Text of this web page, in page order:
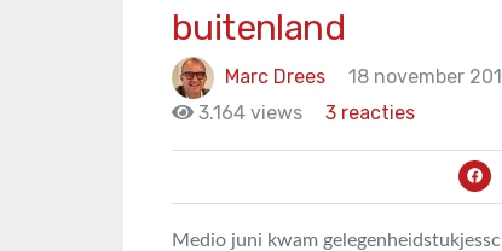
buitenland
Marc Drees 18 november
3.164 views
3 reacties
Medio juni kwam